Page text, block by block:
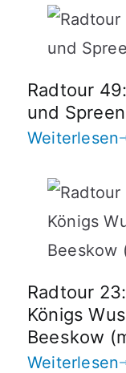
Radtour
und
Weiterlesen
Radtour
Königs
Beeskow
Weiterlesen